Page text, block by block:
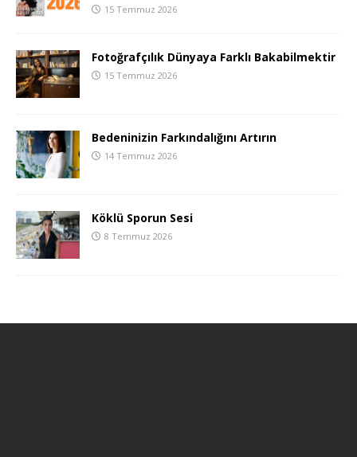
15 Temmuz 2026
Fotoğrafçılık Dünyaya Farklı Bakabilmektir
15 Temmuz 2026
Bedeninizin Farkındalığını Artırın
14 Temmuz 2026
Köklü Sporun Sesi
8 Temmuz 2026